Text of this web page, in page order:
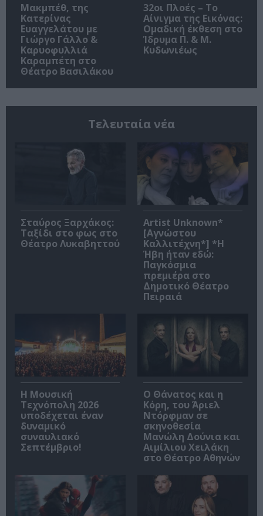
Μακμπέθ, της
Κατερίνας
Ευαγγελάτου με
Γιώργο Γάλλο &
Καρυοφυλλιά
Καραμπέτη στο
Θέατρο Βασιλάκου
32οι Πλοές – Το
Αίνιγμα της Εικόνας:
Ομαδική έκθεση στο
Ίδρυμα Π. & Μ.
Κυδωνιέως
Τελευταία νέα
Σταύρος Ξαρχάκος:
Ταξίδι στο φως στο
Θέατρο Λυκαβηττού
Artist Unknown*
[Αγνώστου
Καλλιτέχνη*] *Η
Ήβη ήταν εδώ:
Παγκόσμια
πρεμιέρα στο
Δημοτικό Θέατρο
Πειραιά
Η Μουσική
Τεχνόπολη 2026
υποδέχεται έναν
δυναμικό
συναυλιακό
Σεπτέμβριο!
Ο Θάνατος και η
Κόρη, του Άριελ
Ντόρφμαν σε
σκηνοθεσία
Μανώλη Δούνια και
Αιμίλιου Χειλάκη
στο Θέατρο Αθηνών